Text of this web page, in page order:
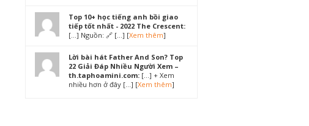
Top 10+ học tiếng anh bồi giao
tiếp tốt nhất - 2022 The Crescent:
[…] Nguồn: 🔗 […] [Xem thêm]
Lời bài hát Father And Son? Top
22 Giải Đáp Nhiều Người Xem –
th.taphoamini.com: […] + Xem
nhiều hơn ở đây […] [Xem thêm]